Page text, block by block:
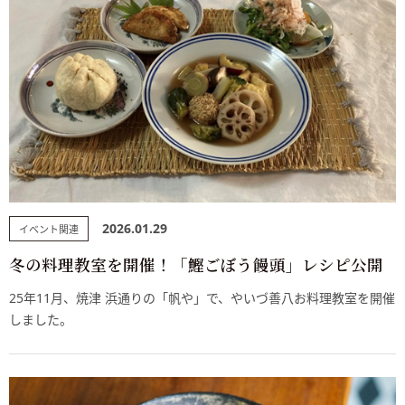
イベント関連 2026.01.29
冬の料理教室を開催！「鰹ごぼう饅頭」レシピ公開
25年11月、焼津 浜通りの「帆や」で、やいづ善八お料理教室を開催
しました。